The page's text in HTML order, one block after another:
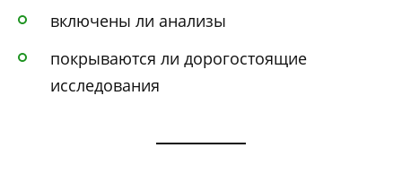
включены ли анализы
покрываются ли дорогостоящие
исследования